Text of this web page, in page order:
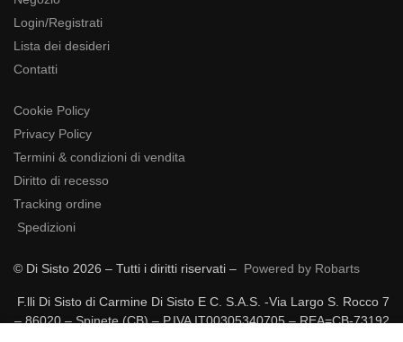
Login/Registrati
Lista dei desideri
Contatti
Cookie Policy
Privacy Policy
Termini & condizioni di vendita
Diritto di recesso
Tracking ordine
Spedizioni
© Di Sisto 2026 – Tutti i diritti riservati – Powered by Robarts
F.lli Di Sisto di Carmine Di Sisto E C. S.A.S. -Via Largo S. Rocco 7
– 86020 – Spinete (CB) – P.IVA IT00305340705 – REA=CB-73192